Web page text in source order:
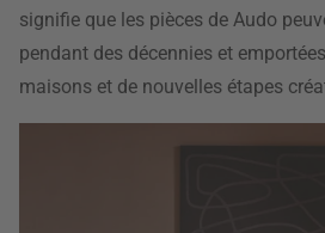
signifie que les pièces de Audo
pendant des décennies et
maisons et de nouvelles étapes